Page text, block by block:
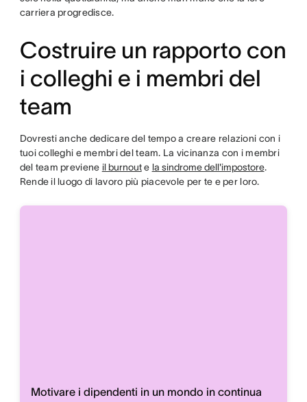
carriera progredisce.
Costruire un rapporto con
i colleghi e i membri del
team
Dovresti anche dedicare del tempo a creare relazioni con i
tuoi colleghi e membri del team. La vicinanza con i membri
del team previene il burnoute la sindrome dell'impostore.
Rende il luogo di lavoro più piacevole per te e per loro.
Motivare i dipendenti in un mondo in continua